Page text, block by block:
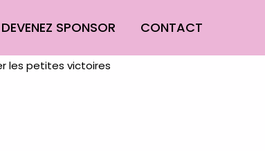
DEVENEZ SPONSOR CONTACT